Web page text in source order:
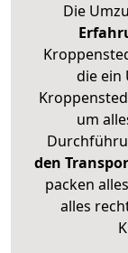
Die
die ein
um
den
packen
alles